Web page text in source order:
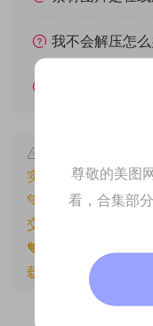
我不会解压怎么
本文资源仅供
实将封禁账号权限
💚本文资源均来源
交工单处理。
🧡原文链接：
载请注明出处。
尊敬的美图
看，合集部